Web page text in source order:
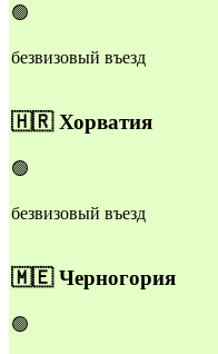
🟢
безвизовый въезд
🇭🇷Хорватия
🟢
безвизовый въезд
🇲🇪Черногория
🟢